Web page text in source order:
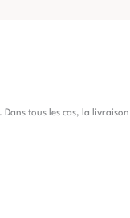
tous les cas, la